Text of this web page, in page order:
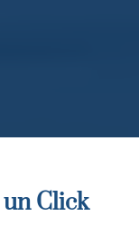
un Click